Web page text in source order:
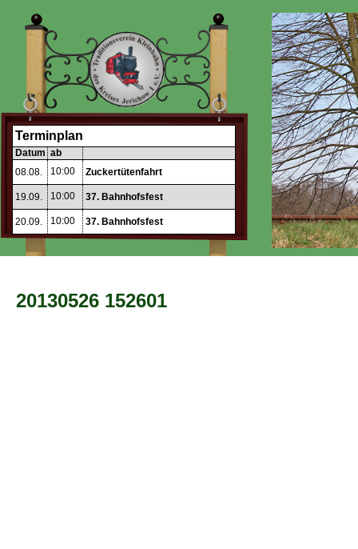
Terminplan
Datum ab
08.08.
10:00 Zuckertütenfahrt
19.09. 10:00 37. Bahnhofsfest
20.09. 10:00 37. Bahnhofsfest
20130526 152601